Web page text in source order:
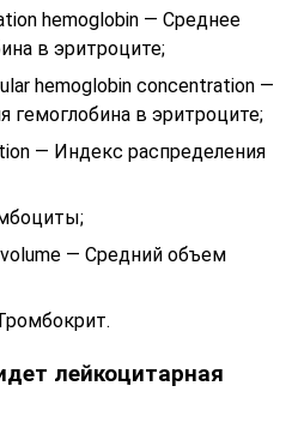
hemoglobin — Среднее
в эритроците;
hemoglobin concentration —
гемоглобина в эритроците;
— Индекс распределения
— Средний объем
лейкоцитарная